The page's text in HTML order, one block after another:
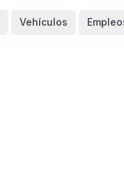
Vehículos